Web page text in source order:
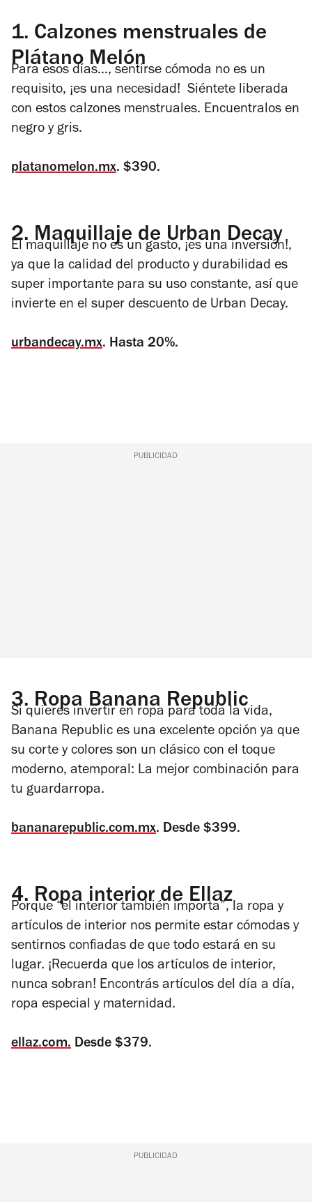
1. Calzones menstruales de
Plátano Melón
Para esos días…, sentirse cómoda no es un
requisito, ¡es una necesidad! Siéntete liberada
con estos calzones menstruales. Encuentralos en
negro y gris.
platanomelon.mx. $390.
2. Maquillaje de Urban Decay
El maquillaje no es un gasto, ¡es una inversión!,
ya que la calidad del producto y durabilidad es
super importante para su uso constante, así que
invierte en el super descuento de Urban Decay.
urbandecay.mx. Hasta 20%.
PUBLICIDAD
3. Ropa Banana Republic
Si quieres invertir en ropa para toda la vida,
Banana Republic es una excelente opción ya que
su corte y colores son un clásico con el toque
moderno, atemporal: La mejor combinación para
tu guardarropa.
bananarepublic.com.mx. Desde $399.
4. Ropa interior de Ellaz
Porque “el interior también importa”, la ropa y
artículos de interior nos permite estar cómodas y
sentirnos confiadas de que todo estará en su
lugar. ¡Recuerda que los artículos de interior,
nunca sobran! Encontrás artículos del día a día,
ropa especial y maternidad.
ellaz.com. Desde $379.
PUBLICIDAD